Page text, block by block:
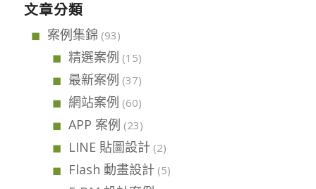
文章分類
案例集錦 (93)
精選案例 (15)
最新案例 (37)
網站案例 (60)
APP 案例 (23)
LINE 貼圖設計(2)
Flash 動畫設計(5)